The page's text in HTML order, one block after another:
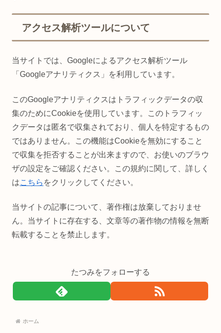
アクセス解析ツールについて
当サイトでは、Googleによるアクセス解析ツール
「Googleアナリティクス」を利用しています。
このGoogleアナリティクスはトラフィックデータの収
集のためにCookieを使用しています。このトラフィッ
クデータは匿名で収集されており、個人を特定するもの
ではありません。この機能はCookieを無効にすること
で収集を拒否することが出来ますので、お使いのブラウ
ザの設定をご確認ください。この規約に関して、詳しく
はこちら をクリックしてください。
当サイトの記事について、著作権は放棄しておりませ
ん。当サイトに存在する、文章等の著作物の情報を無断
転載することを禁止します。
たつみをフォローする
ホーム